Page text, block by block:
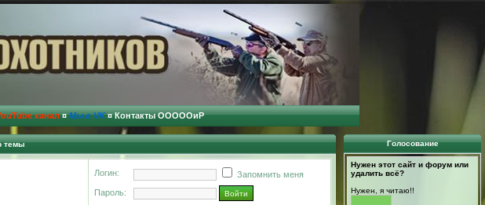
канал ¤ Мы в VK ¤ Контакты ОООООиР
темы
Логин:
Запомнить меня
Пароль:
Голосование
Нужен этот сайт и форум или
удалить всё?
Нужен, я читаю!!